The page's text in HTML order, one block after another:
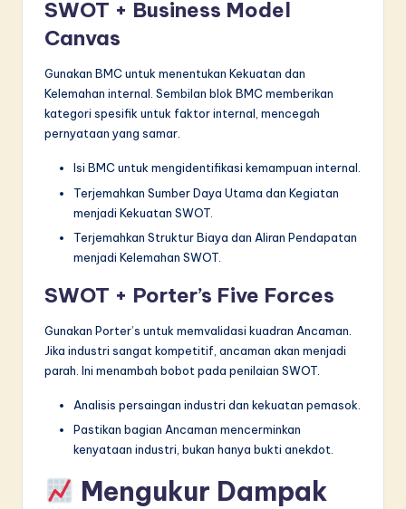
SWOT + Business Model
Canvas
Gunakan BMC untuk menentukan Kekuatan dan
Kelemahan internal. Sembilan blok BMC memberikan
kategori spesifik untuk faktor internal, mencegah
pernyataan yang samar.
Isi BMC untuk mengidentifikasi kemampuan internal.
Terjemahkan Sumber Daya Utama dan Kegiatan
menjadi Kekuatan SWOT.
Terjemahkan Struktur Biaya dan Aliran Pendapatan
menjadi Kelemahan SWOT.
SWOT + Porter’s Five Forces
Gunakan Porter’s untuk memvalidasi kuadran Ancaman.
Jika industri sangat kompetitif, ancaman akan menjadi
parah. Ini menambah bobot pada penilaian SWOT.
Analisis persaingan industri dan kekuatan pemasok.
Pastikan bagian Ancaman mencerminkan
kenyataan industri, bukan hanya bukti anekdot.
Mengukur Dampak